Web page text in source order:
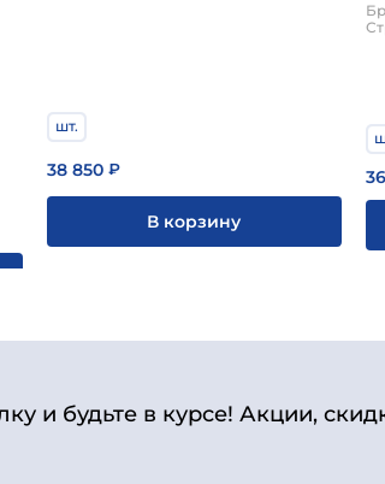
шт.
38 850₽
В корзину
и будьте в курсе! Акции,